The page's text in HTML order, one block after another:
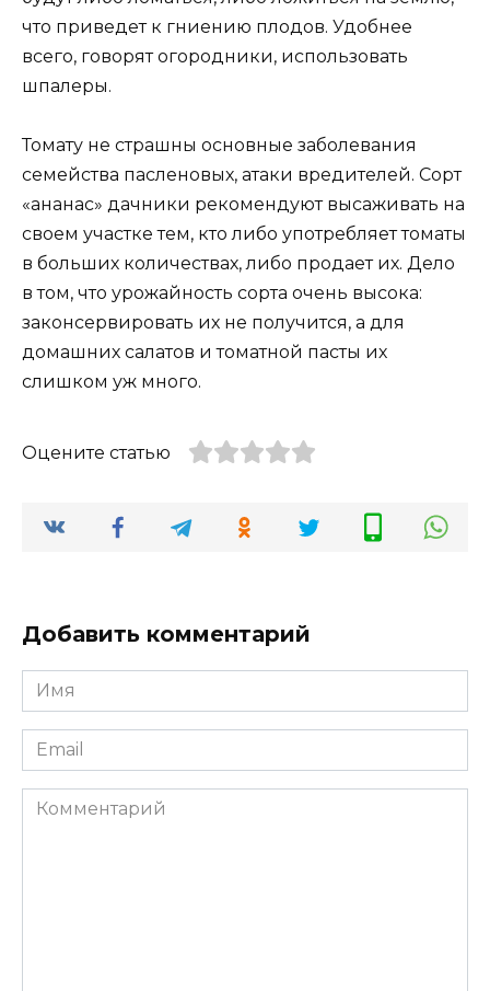
что приведет к гниению плодов. Удобнее
всего, говорят огородники, использовать
шпалеры.
Томату не страшны основные заболевания
семейства пасленовых, атаки вредителей. Сорт
«ананас» дачники рекомендуют высаживать на
своем участке тем, кто либо употребляет томаты
в больших количествах, либо продает их. Дело
в том, что урожайность сорта очень высока:
законсервировать их не получится, а для
домашних салатов и томатной пасты их
слишком уж много.
Оцените статью
Добавить комментарий
Имя
*
Email
*
Комментарий